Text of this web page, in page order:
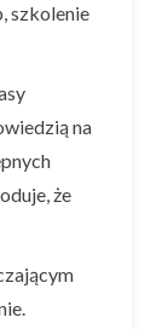
szkolenie
na
że